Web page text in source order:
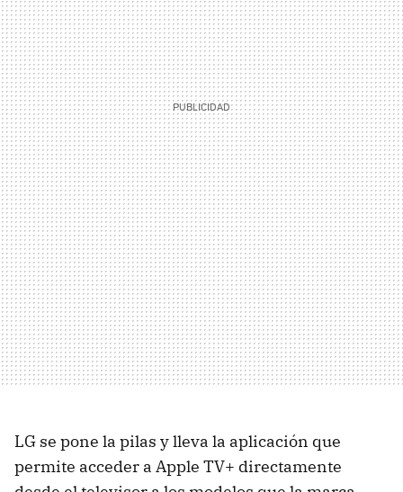
LG se pone la pilas y lleva la aplicación que
permite acceder a Apple TV+ directamente